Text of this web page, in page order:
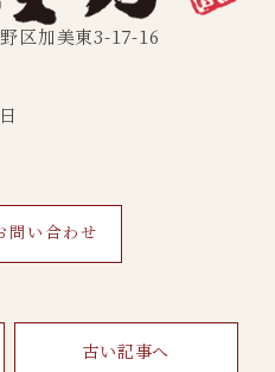
区加美東3-17-16
問い合わせ
古い記事へ